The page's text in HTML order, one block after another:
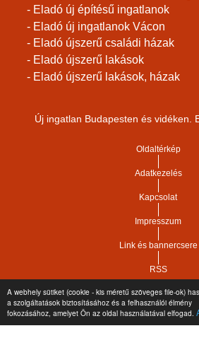
A webhely sütiket (cookie - kis méretű szöveges file-ok)
a szolgáltatások biztosításához és a felhasználói élmény
fokozásához, amelyet Ön az oldal használatával elfogad.
- Eladó új építésű ingatlanok
- Eladó új ingatlanok Vácon
- Eladó újszerű családi házak
- Eladó újszerű lakások
- Eladó újszerű lakások, házak
Új ingatlan Budapesten és vidéken.
Oldaltérkép
Adatkezelés
Kapcsolat
Impresszum
Link és bannercsere
RSS
Copyright © 2021.Vár-Köz Kft. - Ingatlan
adminisztrációs